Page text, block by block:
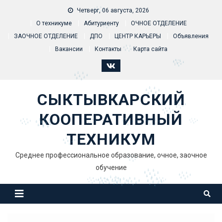
Четверг, 06 августа, 2026
О техникуме
Абитуриенту
ОЧНОЕ ОТДЕЛЕНИЕ
ЗАОЧНОЕ ОТДЕЛЕНИЕ
ДПО ЦЕНТР КАРЬЕРЫ
Объявления
Вакансии
Контакты Карта сайта
СЫКТЫВКАРСКИЙ
КООПЕРАТИВНЫЙ
ТЕХНИКУМ
Среднее профессиональное образование, очное, заочное
обучение